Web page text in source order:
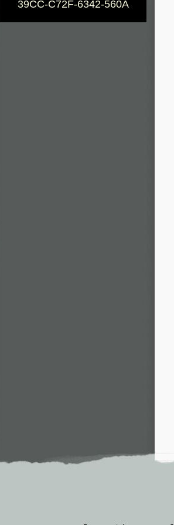
39CC-C72F-6342-560A